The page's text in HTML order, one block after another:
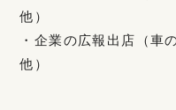
他）
・企業の広報出店（車
他）